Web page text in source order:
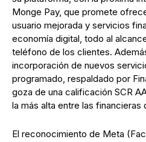
Monge Pay, que promete
usuario mejorada y servicios
economía digital, todo al
teléfono de los clientes.
incorporación de nuevos
programado, respaldado por
goza de una calificación SCR
la más alta entre las financieras
El reconocimiento de Meta